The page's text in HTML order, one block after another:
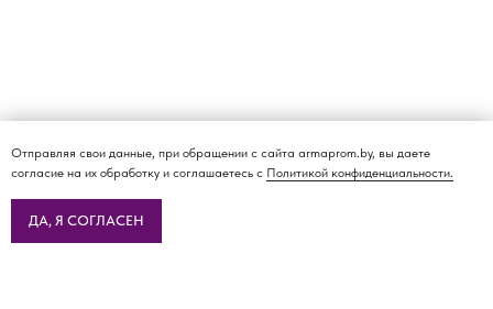
Отправляя свои данные, при обращении с сайта armaprom.by, вы даете
согласие на их обработку и соглашаетесь с Политикой конфиденциальности.
ДА, Я СОГЛАСЕН